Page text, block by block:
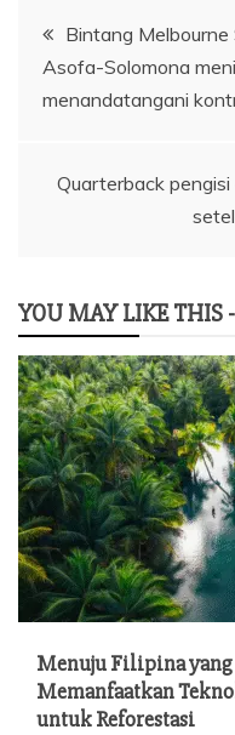
Navigasi
pos
Bintang
Asofa-Solomona
menandatangani
Quarterback
YOU MAY LIKE THIS
Menuju Filipina
Memanfaatkan
untuk Reforestasi